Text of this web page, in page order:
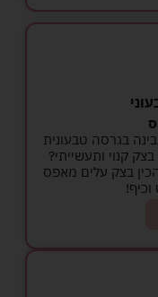
בגרסה טבעונית
קנוי ותעשייתי?
בצק עלים מאפס